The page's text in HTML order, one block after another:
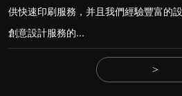
供快速印刷服務，并且我們經驗豐富的
創意設計服務的...
>